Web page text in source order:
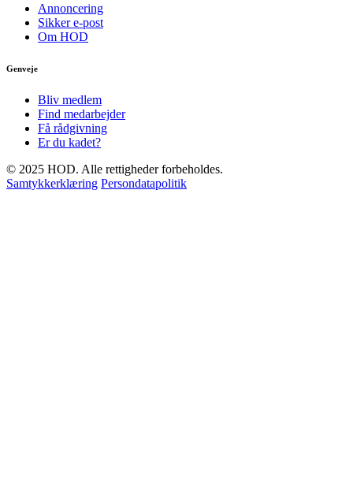
Annoncering
Sikker e-post
Om HOD
Genveje
Bliv medlem
Find medarbejder
Få rådgivning
Er du kadet?
© 2025 HOD. Alle rettigheder forbeholdes.
Samtykkerklæring Persondatapolitik